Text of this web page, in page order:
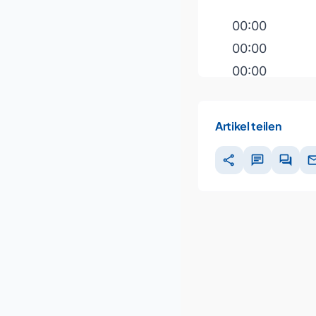
00:00
00:00
00:00
Artikel teilen
share chat forum